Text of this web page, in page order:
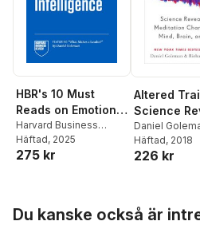
HBR's 10 Must
Reads on Emotional
Intelligence,
Updated and
Expanded
by Daniel Goleman)
Harvard Business
Review ,Daniel
Goleman
Häftad, 2025
275 kr
Altered
Science
How
Changes
Mind, Brain,
Daniel
Richard J.
Häftad, 2018
226 kr
Du kanske också är